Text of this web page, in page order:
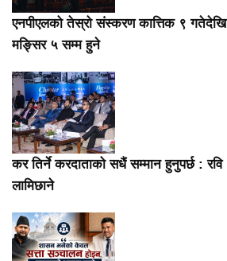
एनपीएलको तेस्रो संस्करण कात्तिक ९ गतेदेखि
मङ्सिर ५ सम्म हुने
कर तिर्ने करदाताको सधैं सम्मान हुनुपर्छ : रवि
लामिछाने